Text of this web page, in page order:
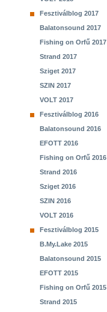
Fesztiválblog 2017
Balatonsound 2017
Fishing on Orfű 2017
Strand 2017
Sziget 2017
SZIN 2017
VOLT 2017
Fesztiválblog 2016
Balatonsound 2016
EFOTT 2016
Fishing on Orfű 2016
Strand 2016
Sziget 2016
SZIN 2016
VOLT 2016
Fesztiválblog 2015
B.My.Lake 2015
Balatonsound 2015
EFOTT 2015
Fishing on Orfű 2015
Strand 2015